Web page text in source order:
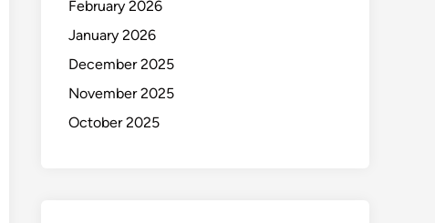
February 2026
January 2026
December 2025
November 2025
October 2025